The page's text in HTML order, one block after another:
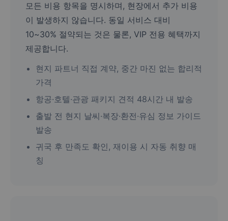
모든 비용 항목을 명시하며, 현장에서 추가 비용
이 발생하지 않습니다. 동일 서비스 대비
10~30% 절약되는 것은 물론, VIP 전용 혜택까지
제공합니다.
현지 파트너 직접 계약, 중간 마진 없는 합리적
가격
항공·호텔·관광 패키지 견적 48시간 내 발송
출발 전 현지 날씨·복장·환전·유심 정보 가이드
발송
귀국 후 만족도 확인, 재이용 시 자동 취향 매
칭